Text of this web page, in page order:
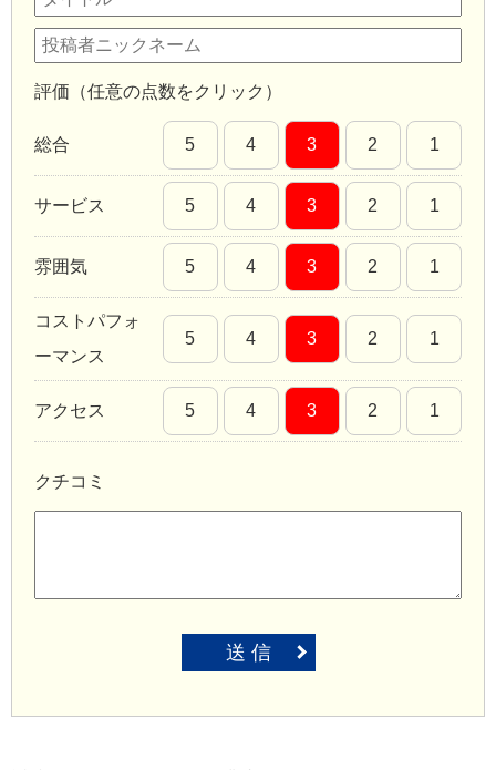
評価（任意の点数をクリック）
総合 5 4 3 2 1
サービス 5 4 3 2 1
雰囲気 5 4 3 2 1
コストパフォ
ーマンス
5 4 3 2 1
アクセス 5 4 3 2 1
クチコミ
送 信